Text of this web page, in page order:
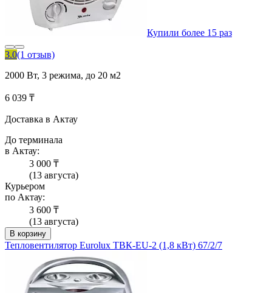
Купили более 15 раз
3.0(1 отзыв)
2000 Вт, 3 режима, до 20 м2
6 039 ₸
Доставка в Актау
До терминала
в Актау:
3 000 ₸
(13 августа)
Курьером
по Актау:
3 600 ₸
(13 августа)
В корзину
Тепловентилятор Eurolux ТВК-EU-2 (1,8 кВт) 67/2/7